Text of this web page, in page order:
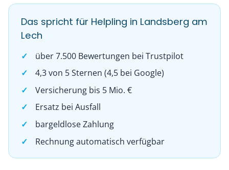
Das spricht für Helpling in Landsberg am
Lech
über 7.500 Bewertungen bei Trustpilot
4,3 von 5 Sternen (4,5 bei Google)
Versicherung bis 5 Mio. €
Ersatz bei Ausfall
bargeldlose Zahlung
Rechnung automatisch verfügbar